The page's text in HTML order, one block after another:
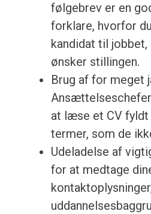
følgebrev er en
forklare, hvorfor
kandidat til
ønsker stillingen.
Brug af for meget
at læse et CV fyldt
termer, som de
Udeladelse af
for at medtage